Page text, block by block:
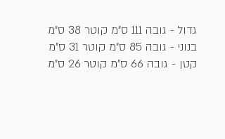
גדול - גובה 111 ס"מ קוטר 38 ס"מ
בנוני - גובה 85 ס"מ קוטר 31 ס"מ
קטן - גובה 66 ס"מ קוטר 26 ס"מ